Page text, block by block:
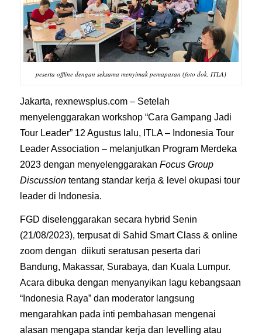
peserta offline dengan seksama menyimak pemaparan (foto dok. ITLA)
Jakarta, rexnewsplus.com – Setelah
menyelenggarakan workshop “Cara Gampang Jadi
Tour Leader” 12 Agustus lalu, ITLA – Indonesia Tour
Leader Association – melanjutkan Program Merdeka
2023 dengan menyelenggarakan Focus Group
Discussiontentang standar kerja & level okupasi tour
leader di Indonesia.
FGD diselenggarakan secara hybrid Senin
(21/08/2023), terpusat di Sahid Smart Class & online
zoom dengan diikuti seratusan peserta dari
Bandung, Makassar, Surabaya, dan Kuala Lumpur.
Acara dibuka dengan menyanyikan lagu kebangsaan
“Indonesia Raya” dan moderator langsung
mengarahkan pada inti pembahasan mengenai
alasan mengapa standar kerja dan levelling atau